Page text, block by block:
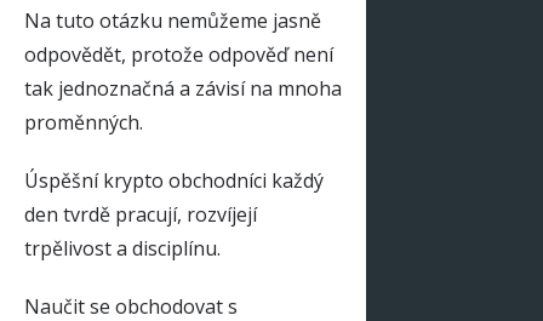
Na tuto otázku nemůžeme jasně
odpovědět, protože odpověď není
tak jednoznačná a závisí na mnoha
proměnných.
Úspěšní krypto obchodníci každý
den tvrdě pracují, rozvíjejí
trpělivost a disciplínu.
Naučit se obchodovat s